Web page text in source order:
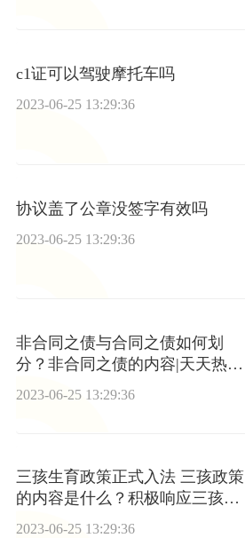
c1证可以驾驶摩托车吗
2023-06-25 13:29:36
协议盖了公章没签字有效吗
2023-06-25 13:29:36
非合同之债与合同之债如何划
分？非合同之债的内容|天天热头
条
2023-06-25 13:29:36
三孩生育政策正式入法 三孩政策
的内容是什么？积极响应三孩政
策内容是什么？
2023-06-25 13:29:36